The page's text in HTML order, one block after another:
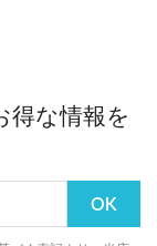
得な情報を